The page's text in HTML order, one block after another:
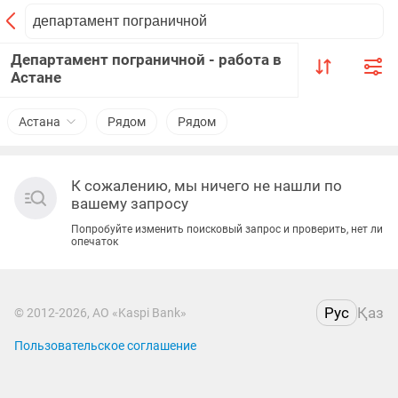
Департамент пограничной - работа в
Астане
Астана Рядом Рядом
К сожалению, мы ничего не нашли по
вашему запросу
Попробуйте изменить поисковый запрос и проверить, нет ли
опечаток
© 2012-2026, АО «Kaspi Bank» Рус Қаз
Пользовательское соглашение